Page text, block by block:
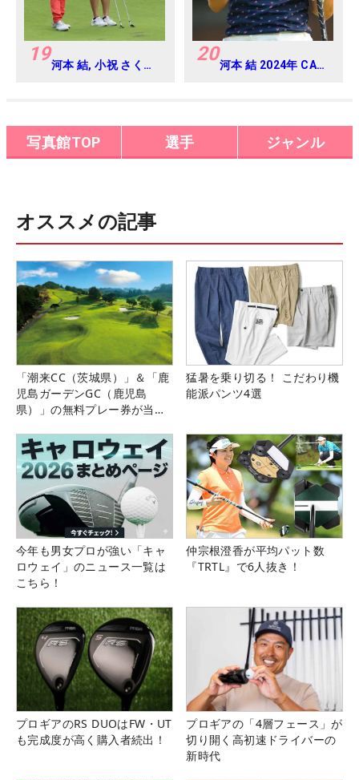
19河本 結, 小祝 さくら
20河本 結 2024年 CAT
写真館TOP 選手 ジャンル
オススメの記事
「潮来CC（茨城県）」＆「鹿
児島ガーデンGC（鹿児島
県）」の無料プレー券が当た
猛暑を乗り切る！ こだわり機
能派パンツ4選
今年も男女プロが強い「キャ
ロウェイ」のニュース一覧は
こちら！
仲宗根澄香が平均パット数
『TRTL』で6人抜き！
プロギアのRS DUOはFW・UT
も完成度が高く購入者続出！
プロギアの「4層フェース」が
切り開く高初速ドライバーの
新時代